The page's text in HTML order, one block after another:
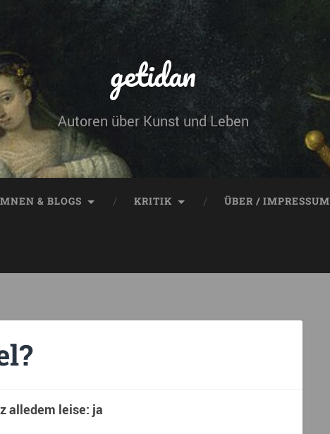
getidan
Autoren über Kunst und Leben
& BLOGS KRITIK ÜBER / IMPRESSUM
alledem leise: ja